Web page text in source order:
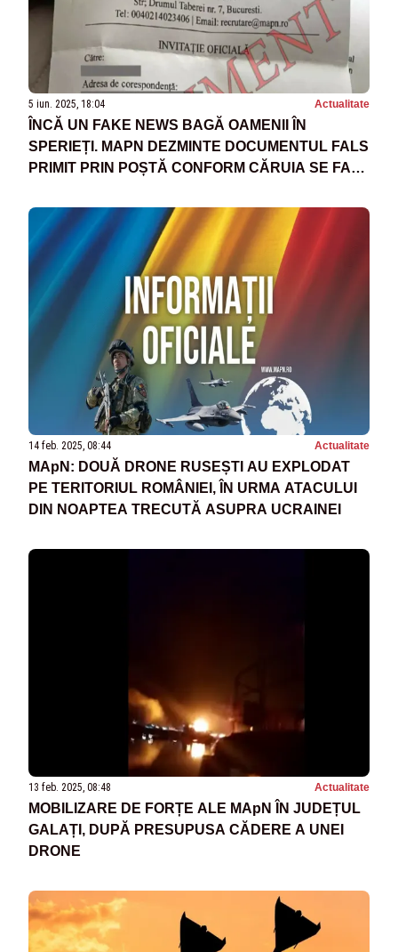
5 iun. 2025, 18:04 Actualitate
ÎNCĂ UN FAKE NEWS BAGĂ OAMENII ÎN
SPERIEȚI. MAPN DEZMINTE DOCUMENTUL FALS
PRIMIT PRIN POȘTĂ CONFORM CĂRUIA SE FAC
14 feb. 2025, 08:44 Actualitate
MApN: DOUĂ DRONE RUSEȘTI AU EXPLODAT
PE TERITORIUL ROMÂNIEI, ÎN URMA ATACULUI
DIN NOAPTEA TRECUTĂ ASUPRA UCRAINEI
13 feb. 2025, 08:48 Actualitate
MOBILIZARE DE FORȚE ALE MApN ÎN JUDEȚUL
GALAȚI, DUPĂ PRESUPUSA CĂDERE A UNEI
DRONE